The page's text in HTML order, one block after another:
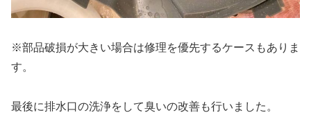
※部品破損が大きい場合は修理を優先するケースもありま
す。
最後に排水口の洗浄をして臭いの改善も行いました。